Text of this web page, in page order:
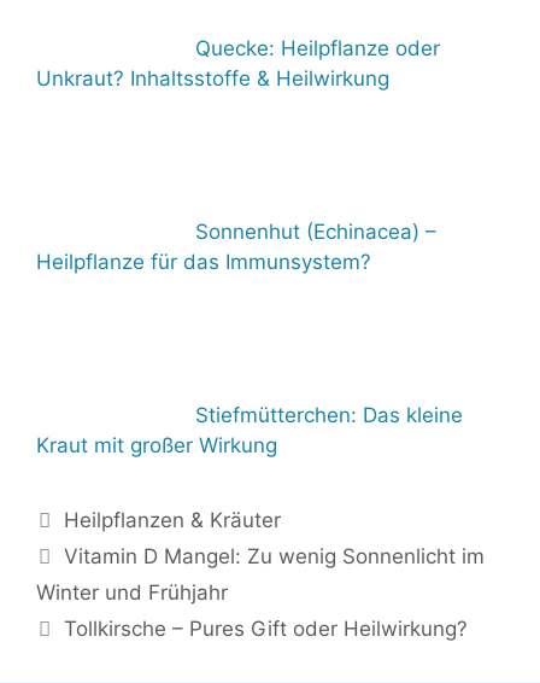
Quecke: Heilpflanze oder
Unkraut? Inhaltsstoffe & Heilwirkung
Sonnenhut (Echinacea) –
Heilpflanze für das Immunsystem?
Stiefmütterchen: Das kleine
Kraut mit großer Wirkung
Kategorien
Heilpflanzen & Kräuter
Vitamin D Mangel: Zu wenig Sonnenlicht im
Winter und Frühjahr
Tollkirsche – Pures Gift oder Heilwirkung?